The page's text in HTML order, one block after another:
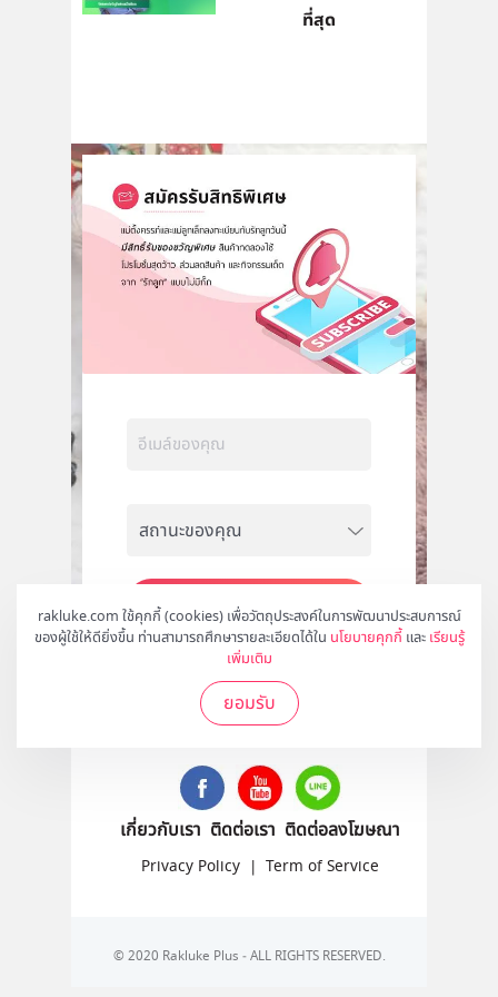
rakluke.com ใช้คุกกี้ (cookies) เพื่อวัตถุประสงค์ในการพัฒนาประสบการณ์
ของผู้ใช้ให้ดียิ่งขึ้น ท่านสามารถศึกษารายละเอียดได้ใน นโยบายคุกกี้ และ เรียนรู้
เพิ่มเติม
ยอมรับ
ที่สุด
สมัคร
ติดตามเราได้ที่
เกี่ยวกับเรา ติดต่อเรา ติดต่อลงโฆษณา
Privacy Policy | Term of Service
© 2020 Rakluke Plus - ALL RIGHTS RESERVED.